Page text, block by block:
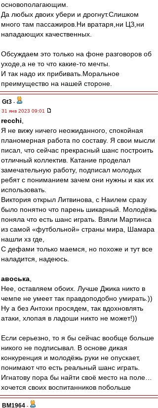
основополагающим.
Да любых двоих убери и дрогнут.Слишком
много там пассажиров.Ни вратаря,ни ЦЗ,ни
нападающих качественных.
Обсуждаем это только на фоне разговоров об
уходе,а не то что какие-то мечты.
И так надо их прибивать.Моральное
преимущество на нашей стороне.
Gt3 -
31 янв 2023 09:01
recchi
Я не вижу ничего неожиданного, спокойная
планомерная работа по составу. Я свои мысли
писал, что сейчас прекрасный шанс построить
отличный коллектив. Катание проделал
замечательную работу, подписал молодых
ребят с пониманием зачем они нужны и как их
использовать.
Виктория открыл Литвинова, с Наилем сразу
было понятно что парень шикарный. Молодёжь
поняла что есть шанс играть. Взяли Мартинса
из самой «футбольной» страны мира, Шамара
нашли хз где,
С дефами только маемся, но похоже и тут все
наладится, надеюсь.
авоська
Нее, оставляем обоих. Лучше Джика никто в
чемпе не умеет так правдоподобно умирать.))
Ну а без Антохи просядем, так вдохновлять
атаки, хлопая в ладоши никто не может!))
Если серьезно, то я бы сейчас вообще больше
никого не подписывал. В основе дикая
конкуренция и молодёжь руки не опускает,
понимают что есть реальный шанс играть.
Игнатову пора бы найти своё место на поле…
хочется своих воспитанников побольше
BM1964 -